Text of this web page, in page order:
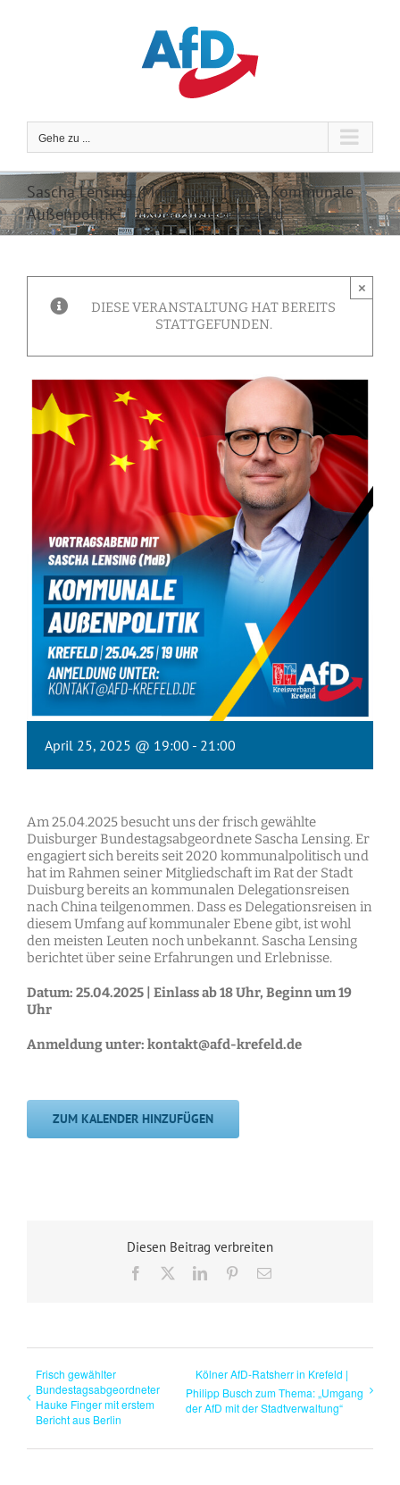
Gehe zu ...
Sascha Lensing (MdB) zum Thema „Kommunale
Außenpolitik“ | 25.04.2025 in Krefeld
DIESE VERANSTALTUNG HAT BEREITS
STATTGEFUNDEN.
×
April 25, 2025 @ 19:00 - 21:00
Am 25.04.2025 besucht uns der frisch gewählte
Duisburger Bundestagsabgeordnete Sascha Lensing. Er
engagiert sich bereits seit 2020 kommunalpolitisch und
hat im Rahmen seiner Mitgliedschaft im Rat der Stadt
Duisburg bereits an kommunalen Delegationsreisen
nach China teilgenommen. Dass es Delegationsreisen in
diesem Umfang auf kommunaler Ebene gibt, ist wohl
den meisten Leuten noch unbekannt. Sascha Lensing
berichtet über seine Erfahrungen und Erlebnisse.
Datum: 25.04.2025 | Einlass ab 18 Uhr, Beginn um 19
Uhr
Anmeldung unter: kontakt@afd-krefeld.de
ZUM KALENDER HINZUFÜGEN
Diesen Beitrag verbreiten
Facebook LinkedInPinterest
E-
Frisch gewählter
Bundestagsabgeordneter
Hauke Finger mit erstem
Bericht aus Berlin
Kölner AfD-Ratsherr in Krefeld |
Philipp Busch zum Thema: „Umgang
der AfD mit der Stadtverwaltung“